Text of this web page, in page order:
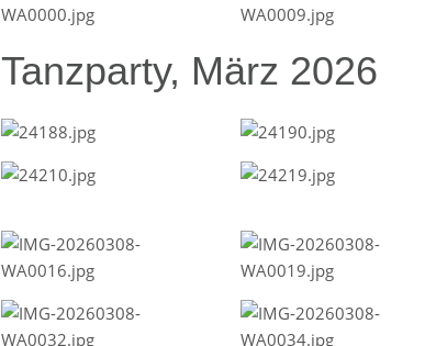
Tanzparty, März 2026